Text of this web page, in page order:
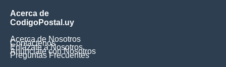
Acerca de
CodigoPostal.uy
Acerca de Nosotros
Contáctenos
Enlázate a Nosotros
Anúnciate con Nosotros
Preguntas Frecuentes